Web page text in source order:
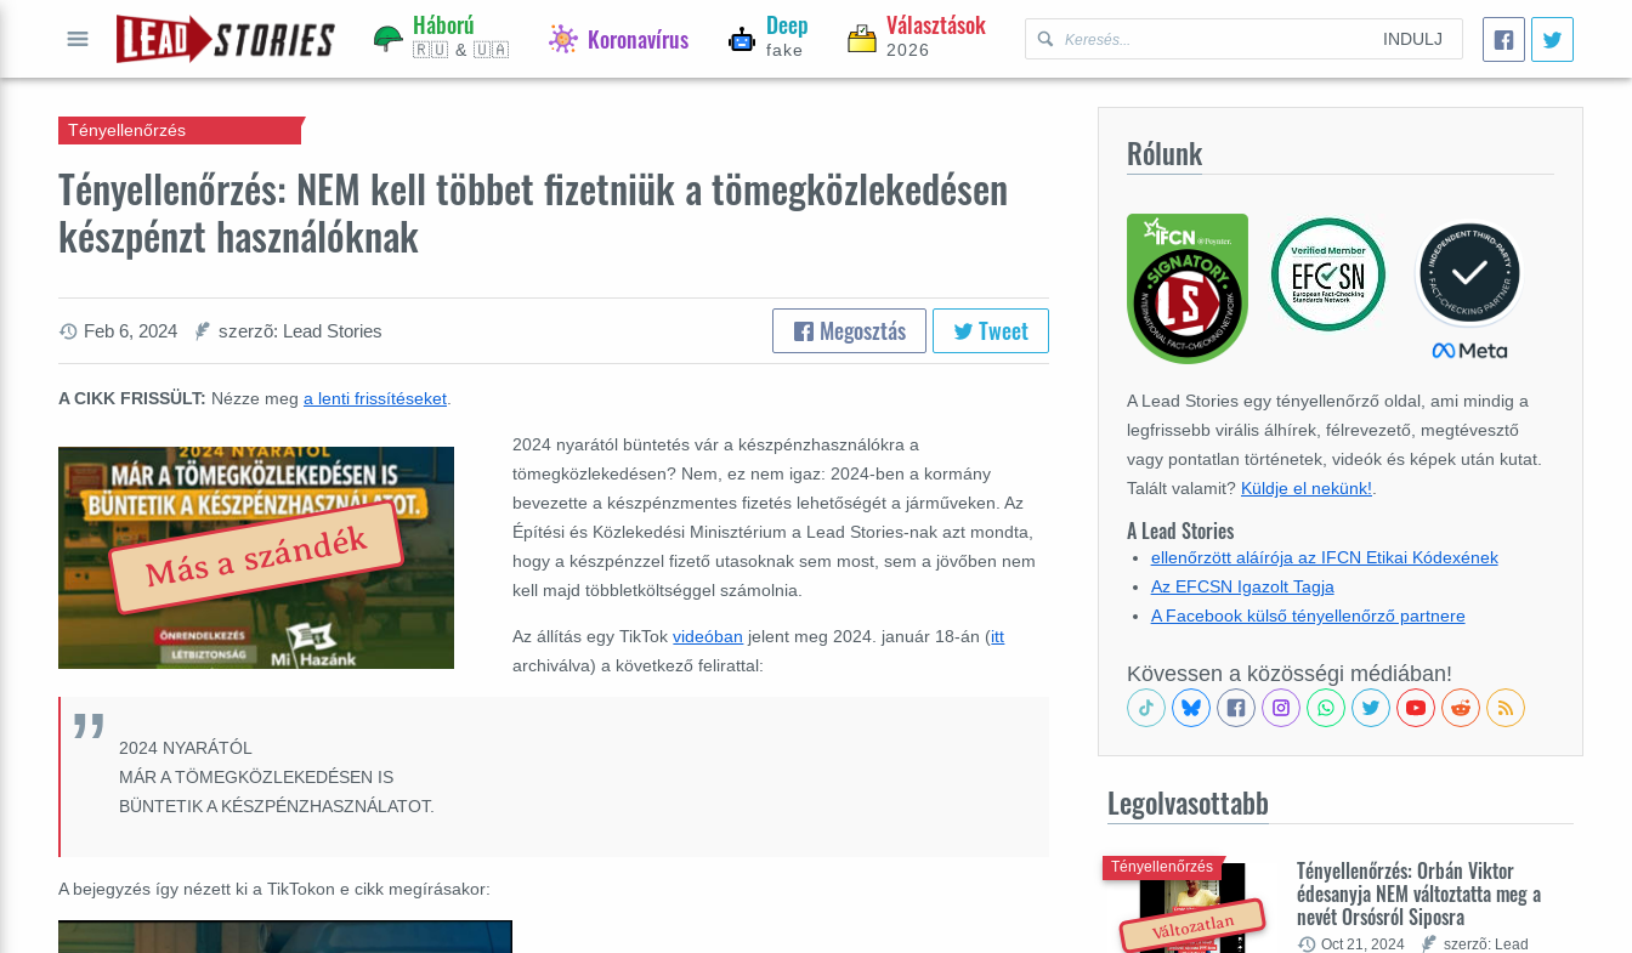
INDULJ
Háború
🇷🇺 & 🇺🇦 Koronavírus Deep
fake
Választások
2026
Tényellenőrzés: NEM kell többet fizetniük a tömegközlekedésen
készpénzt használóknak
Tényellenőrzés
Feb 6, 2024 szerzõ: Lead Stories Megosztás Tweet
A CIKK FRISSÜLT: Nézze meg a lenti frissítéseket
Más a szándék
2024 nyarától büntetés vár a készpénzhasználókra a
tömegközlekedésen? Nem, ez nem igaz: 2024-ben a kormány
bevezette a készpénzmentes fizetés lehetőségét a járműveken.Az
Építési és Közlekedési Minisztérium a Lead Stories-nak azt mondta,
hogy a készpénzzel fizető utasoknak sem most, sem a jövőben nem
kell majd többletköltséggel számolnia.
Az állítás egy TikTokvideóban jelent meg 2024. január 18-án (itt
archiválva) a következő felirattal:
2024 NYARÁTÓL
MÁR A TÖMEGKÖZLEKEDÉSEN IS
BÜNTETIK A KÉSZPÉNZHASZNÁLATOT.
A bejegyzés így nézett ki a TikTokon e cikk megírásakor:
Rólunk
A Lead Stories egy tényellenőrző oldal, ami mindig a
legfrissebb virális álhírek, félrevezető, megtévesztő
vagy pontatlan történetek, videók és képek után kutat.
Talált valamit? Küldje el nekünk!
A Lead Stories
ellenőrzött aláírója az IFCN Etikai Kódexének
Az EFCSN Igazolt Tagja
A Facebook külső tényellenőrző partnere
Kövessen a közösségi médiában!
Legolvasottabb
Változatlan
Tényellenőrzés: Orbán Viktor
édesanyja NEM változtatta meg a
nevét Orsósról Siposra
Tényellenőrzés
Oct 21, 2024
szerzõ: Lead